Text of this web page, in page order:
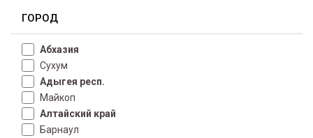
ГОРОД
Абхазия
Сухум
Адыгея респ.
Майкоп
Алтайский край
Барнаул